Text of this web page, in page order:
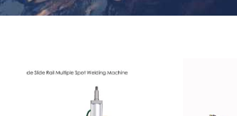
ForschungChengdu Xinwei Welding
verwandte Produkte.